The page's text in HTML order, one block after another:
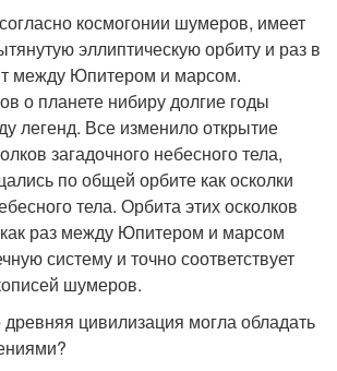
космогонии шумеров, имеет
эллиптическую орбиту и раз в
между Юпитером и марсом.
о планете нибиру долгие годы
легенд. Все изменило открытие
загадочного небесного тела,
по общей орбите как осколки
тела. Орбита этих осколков
раз между Юпитером и марсом
систему и точно соответствует
шумеров.
древняя цивилизация могла обладать